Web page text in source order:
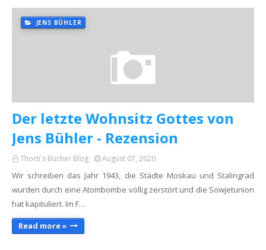
JENS BÜHLER
Der letzte Wohnsitz Gottes von
Jens Bühler - Rezension
Thorti´s Bücher Blog August 07, 2020
Wir schreiben das Jahr 1943, die Städte Moskau und Stalingrad
wurden durch eine Atombombe völlig zerstört und die Sowjetunion
hat kapituliert. Im F…
Read more »